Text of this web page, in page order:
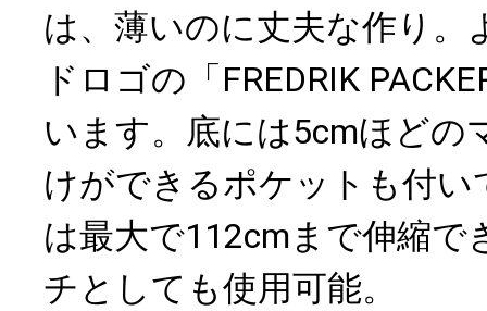
は、薄いのに丈夫な作り。
ドロゴの「FREDRIK
います。底には5cmほどの
けができるポケットも付
は最大で112cmまで伸縮で
チとしても使用可能。